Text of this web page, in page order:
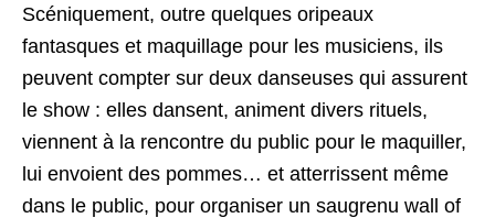
Scéniquement, outre quelques oripeaux
fantasques et maquillage pour les musiciens, ils
peuvent compter sur deux danseuses qui assurent
le show : elles dansent, animent divers rituels,
viennent à la rencontre du public pour le maquiller,
lui envoient des pommes… et atterrissent même
dans le public, pour organiser un saugrenu wall of